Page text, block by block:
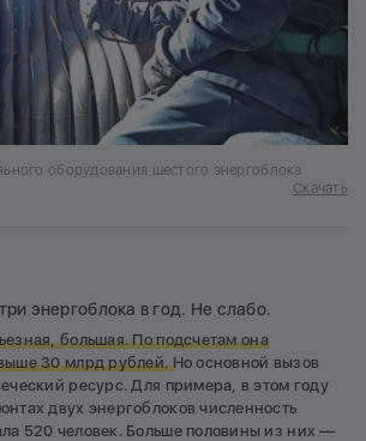
оборудования шестого энергоблока
Скачать
энергоблока в год. Не слабо.
большая. По подсчетам она
30 млрд рублей.Но основной вызов
ресурс. Для примера, в этом году
двух энергоблоков численность
520 человек. Больше половины из них —